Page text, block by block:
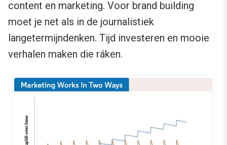
content en marketing. Voor brand building
moet je net als in de journalistiek
langetermijndenken. Tijd investeren en mooie
verhalen maken die ráken.